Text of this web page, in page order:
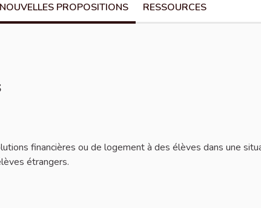
NOUVELLES PROPOSITIONS RESSOURCES
financières ou de logement à des élèves dans une
étrangers.